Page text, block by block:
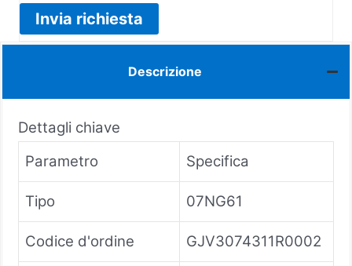
Invia richiesta
Descrizione
Dettagli chiave
Parametro
Specifica
Tipo 07NG61
Codice d'ordine GJV3074311R0002